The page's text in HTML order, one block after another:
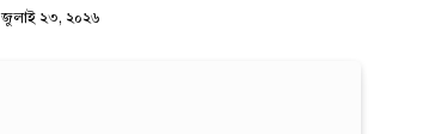
জুলাই ২৩, ২০২৬